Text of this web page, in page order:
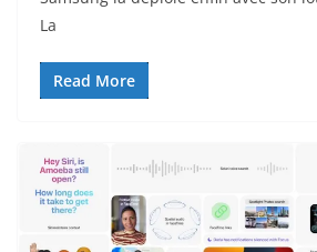
La
Read More